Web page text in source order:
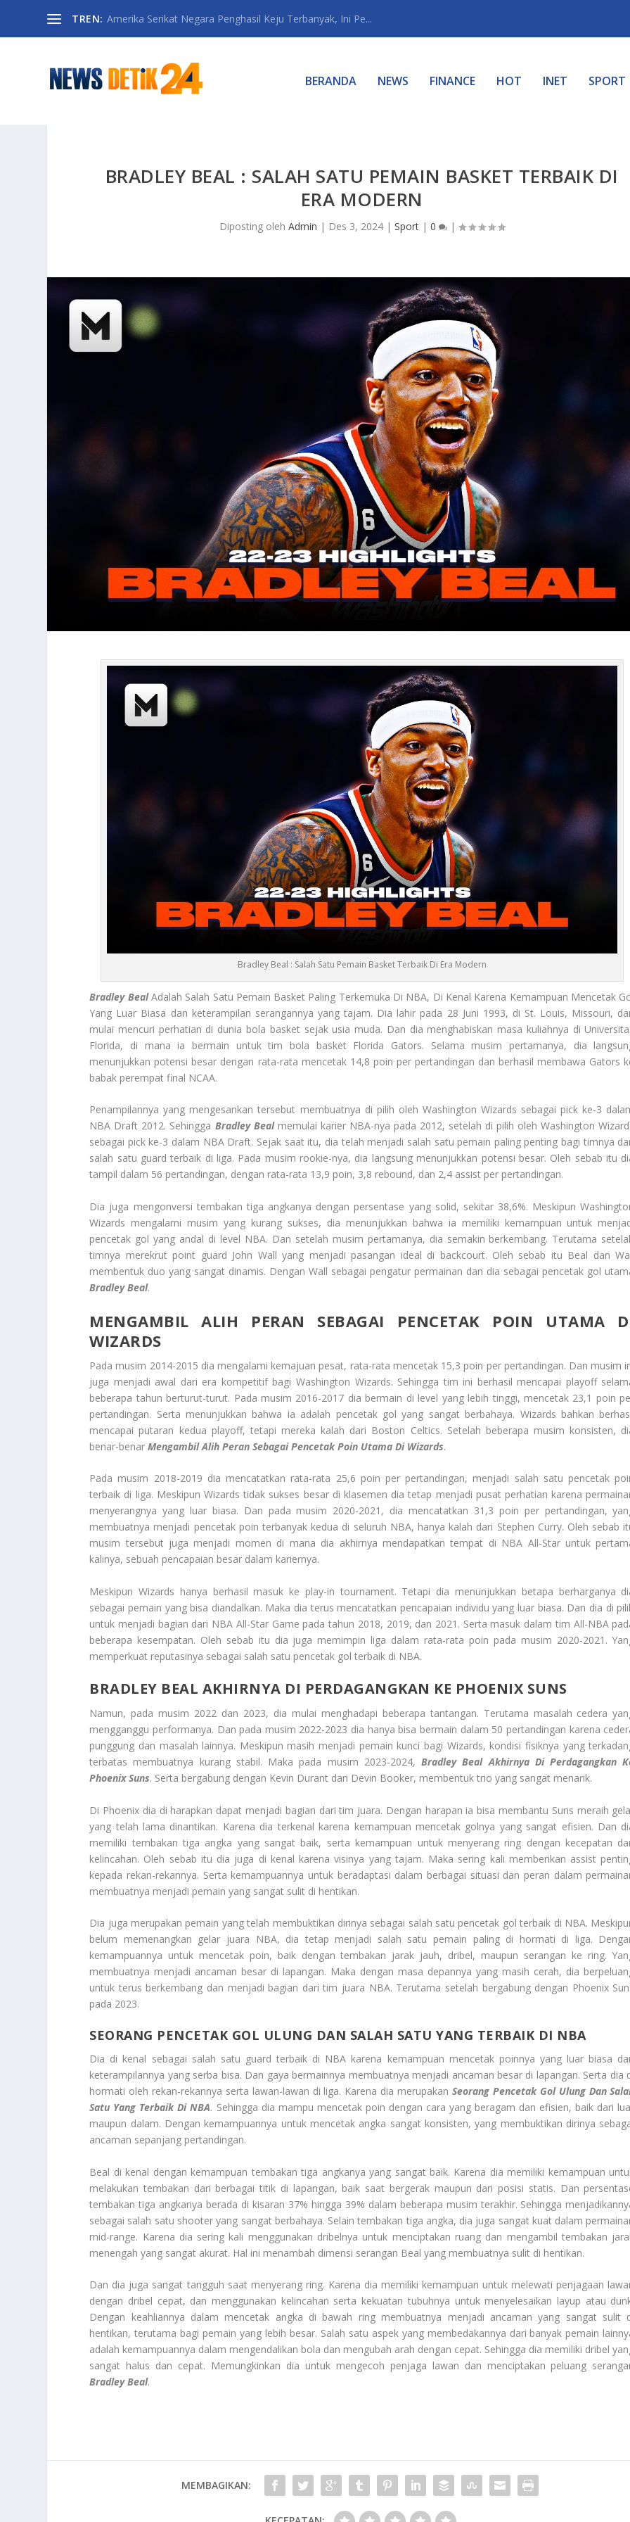
TREN: Amerika Serikat Negara Penghasil Keju Terbanyak, Ini Pe...
BERANDA NEWS FINANCE HOT INET SPORT
BRADLEY BEAL : SALAH SATU PEMAIN BASKET TERBAIK DI
ERA MODERN
Diposting oleh Admin | Des 3, 2024| Sport| 0 |
Bradley Beal : Salah Satu Pemain Basket Terbaik Di Era Modern
Bradley BealAdalah Salah Satu Pemain Basket Paling Terkemuka Di NBA, Di Kenal Karena Kemampuan Mencetak
Yang Luar Biasa dan keterampilan serangannya yang tajam. Dia lahir pada 28 Juni 1993, di St. Louis, Missouri,
mulai mencuri perhatian di dunia bola basket sejak usia muda. Dan dia menghabiskan masa kuliahnya di
Florida, di mana ia bermain untuk tim bola basket Florida Gators. Selama musim pertamanya, dia
menunjukkan potensi besar dengan rata-rata mencetak 14,8 poin per pertandingan dan berhasil membawa Gators
babak perempat final NCAA.
Penampilannya yang mengesankan tersebut membuatnya di pilih oleh Washington Wizards sebagai pick ke-3
NBA Draft 2012. Sehingga Bradley Bealmemulai karier NBA-nya pada 2012, setelah di pilih oleh Washington
sebagai pick ke-3 dalam NBA Draft. Sejak saat itu, dia telah menjadi salah satu pemain paling penting bagi timnya
salah satu guard terbaik di liga. Pada musim rookie-nya, dia langsung menunjukkan potensi besar. Oleh sebab itu
tampil dalam 56 pertandingan, dengan rata-rata 13,9 poin, 3,8 rebound, dan 2,4 assist per pertandingan.
Dia juga mengonversi tembakan tiga angkanya dengan persentase yang solid, sekitar 38,6%. Meskipun
Wizards mengalami musim yang kurang sukses, dia menunjukkan bahwa ia memiliki kemampuan untuk
pencetak gol yang andal di level NBA. Dan setelah musim pertamanya, dia semakin berkembang. Terutama
timnya merekrut point guard John Wall yang menjadi pasangan ideal di backcourt. Oleh sebab itu Beal dan
membentuk duo yang sangat dinamis. Dengan Wall sebagai pengatur permainan dan dia sebagai pencetak gol
Bradley Beal.
MENGAMBIL ALIH PERAN SEBAGAI PENCETAK POIN UTAMA
WIZARDS
Pada musim 2014-2015 dia mengalami kemajuan pesat, rata-rata mencetak 15,3 poin per pertandingan. Dan musim
juga menjadi awal dari era kompetitif bagi Washington Wizards. Sehingga tim ini berhasil mencapai playoff
beberapa tahun berturut-turut. Pada musim 2016-2017 dia bermain di level yang lebih tinggi, mencetak 23,1 poin
pertandingan. Serta menunjukkan bahwa ia adalah pencetak gol yang sangat berbahaya. Wizards bahkan
mencapai putaran kedua playoff, tetapi mereka kalah dari Boston Celtics. Setelah beberapa musim konsisten,
benar-benarMengambil Alih Peran Sebagai Pencetak Poin Utama Di Wizards.
Pada musim 2018-2019 dia mencatatkan rata-rata 25,6 poin per pertandingan, menjadi salah satu pencetak
terbaik di liga. Meskipun Wizards tidak sukses besar di klasemen dia tetap menjadi pusat perhatian karena
menyerangnya yang luar biasa. Dan pada musim 2020-2021, dia mencatatkan 31,3 poin per pertandingan,
membuatnya menjadi pencetak poin terbanyak kedua di seluruh NBA, hanya kalah dari Stephen Curry. Oleh sebab
musim tersebut juga menjadi momen di mana dia akhirnya mendapatkan tempat di NBA All-Star untuk
kalinya, sebuah pencapaian besar dalam kariernya.
Meskipun Wizards hanya berhasil masuk ke play-in tournament. Tetapi dia menunjukkan betapa berharganya
sebagai pemain yang bisa diandalkan. Maka dia terus mencatatkan pencapaian individu yang luar biasa. Dan dia di
untuk menjadi bagian dari NBA All-Star Game pada tahun 2018, 2019, dan 2021. Serta masuk dalam tim All-NBA
beberapa kesempatan. Oleh sebab itu dia juga memimpin liga dalam rata-rata poin pada musim 2020-2021.
memperkuat reputasinya sebagai salah satu pencetak gol terbaik di NBA.
BRADLEY BEAL AKHIRNYA DI PERDAGANGKAN KE PHOENIX SUNS
Namun, pada musim 2022 dan 2023, dia mulai menghadapi beberapa tantangan. Terutama masalah cedera
mengganggu performanya. Dan pada musim 2022-2023 dia hanya bisa bermain dalam 50 pertandingan karena
punggung dan masalah lainnya. Meskipun masih menjadi pemain kunci bagi Wizards, kondisi fisiknya yang
terbatas membuatnya kurang stabil. Maka pada musim 2023-2024,Bradley Beal Akhirnya Di Perdagangkan
Phoenix Suns. Serta bergabung dengan Kevin Durant dan Devin Booker, membentuk trio yang sangat menarik.
Di Phoenix dia di harapkan dapat menjadi bagian dari tim juara. Dengan harapan ia bisa membantu Suns meraih
yang telah lama dinantikan. Karena dia terkenal karena kemampuan mencetak golnya yang sangat efisien. Dan
memiliki tembakan tiga angka yang sangat baik, serta kemampuan untuk menyerang ring dengan kecepatan
kelincahan. Oleh sebab itu dia juga di kenal karena visinya yang tajam. Maka sering kali memberikan assist
kepada rekan-rekannya. Serta kemampuannya untuk beradaptasi dalam berbagai situasi dan peran dalam
membuatnya menjadi pemain yang sangat sulit di hentikan.
Dia juga merupakan pemain yang telah membuktikan dirinya sebagai salah satu pencetak gol terbaik di NBA.
belum memenangkan gelar juara NBA, dia tetap menjadi salah satu pemain paling di hormati di liga.
kemampuannya untuk mencetak poin, baik dengan tembakan jarak jauh, dribel, maupun serangan ke ring.
membuatnya menjadi ancaman besar di lapangan. Maka dengan masa depannya yang masih cerah, dia
untuk terus berkembang dan menjadi bagian dari tim juara NBA. Terutama setelah bergabung dengan Phoenix
pada 2023.
SEORANG PENCETAK GOL ULUNG DAN SALAH SATU YANG TERBAIK DI NBA
Dia di kenal sebagai salah satu guard terbaik di NBA karena kemampuan mencetak poinnya yang luar biasa
keterampilannya yang serba bisa. Dan gaya bermainnya membuatnya menjadi ancaman besar di lapangan. Serta dia
hormati oleh rekan-rekannya serta lawan-lawan di liga. Karena dia merupakan Seorang Pencetak Gol Ulung Dan
Satu Yang Terbaik Di NBA. Sehingga dia mampu mencetak poin dengan cara yang beragam dan efisien, baik dari
maupun dalam. Dengan kemampuannya untuk mencetak angka sangat konsisten, yang membuktikan dirinya
ancaman sepanjang pertandingan.
Beal di kenal dengan kemampuan tembakan tiga angkanya yang sangat baik. Karena dia memiliki kemampuan
melakukan tembakan dari berbagai titik di lapangan, baik saat bergerak maupun dari posisi statis. Dan
tembakan tiga angkanya berada di kisaran 37% hingga 39% dalam beberapa musim terakhir. Sehingga
sebagai salah satu shooter yang sangat berbahaya. Selain tembakan tiga angka, dia juga sangat kuat dalam
mid-range. Karena dia sering kali menggunakan dribelnya untuk menciptakan ruang dan mengambil tembakan
menengah yang sangat akurat. Hal ini menambah dimensi serangan Beal yang membuatnya sulit di hentikan.
Dan dia juga sangat tangguh saat menyerang ring. Karena dia memiliki kemampuan untuk melewati penjagaan
dengan dribel cepat, dan menggunakan kelincahan serta kekuatan tubuhnya untuk menyelesaikan layup atau
Dengan keahliannya dalam mencetak angka di bawah ring membuatnya menjadi ancaman yang sangat sulit
hentikan, terutama bagi pemain yang lebih besar. Salah satu aspek yang membedakannya dari banyak pemain
adalah kemampuannya dalam mengendalikan bola dan mengubah arah dengan cepat. Sehingga dia memiliki dribel
sangat halus dan cepat. Memungkinkan dia untuk mengecoh penjaga lawan dan menciptakan peluang
Bradley Beal.
MEMBAGIKAN: